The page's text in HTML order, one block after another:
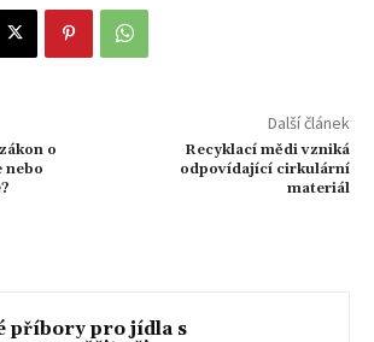
o
nebo
Další článek
Recyklací mědi vzniká
odpovídající cirkulární
materiál
příbory pro jídla s